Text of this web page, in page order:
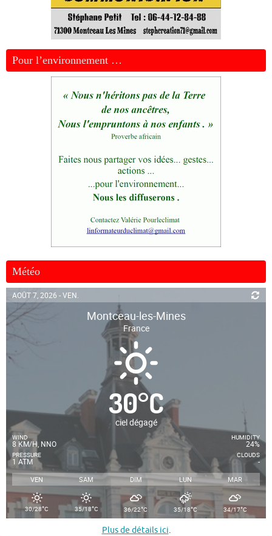
Pour l’environnement …
Météo
AOÛT 7, 2026 - VEN.
Montceau-les-Mines
France
30°C
ciel dégagé
WIND
8 KM/H, NNO
PRESSURE
1 ATM
HUMIDITY
24%
CLOUDS
-
VEN SAM DIM LUN MAR
30/28°C 35/18°C 36/22°C 35/18°C 34/17°C
Plus de détails ici.